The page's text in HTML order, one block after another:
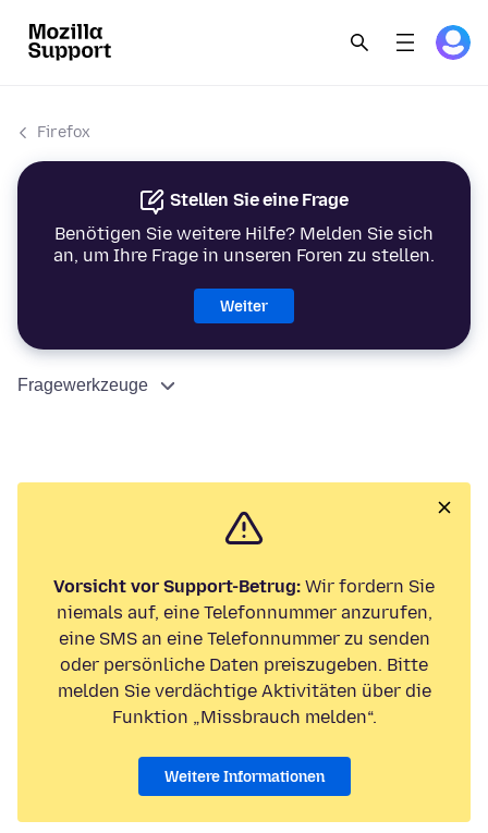
Firefox
Stellen Sie eine Frage
Benötigen Sie weitere Hilfe? Melden Sie sich
an, um Ihre Frage in unseren Foren zu stellen.
Weiter
Fragewerkzeuge
Vorsicht vor Support-Betrug: Wir fordern Sie
niemals auf, eine Telefonnummer anzurufen,
eine SMS an eine Telefonnummer zu senden
oder persönliche Daten preiszugeben. Bitte
melden Sie verdächtige Aktivitäten über die
Funktion „Missbrauch melden“.
Weitere Informationen